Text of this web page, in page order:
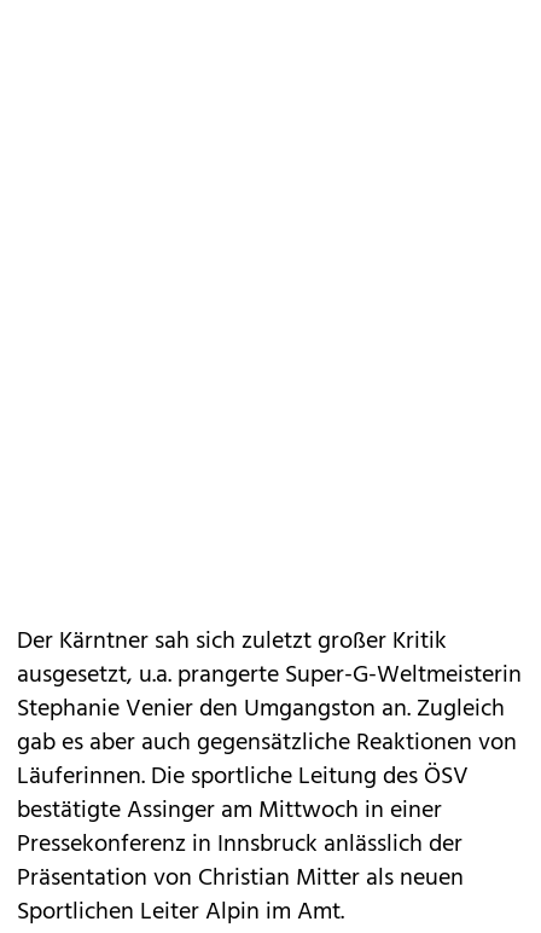
Der Kärntner sah sich zuletzt großer Kritik
ausgesetzt, u.a. prangerte Super-G-Weltmeisterin
Stephanie Venier den Umgangston an. Zugleich
gab es aber auch gegensätzliche Reaktionen von
Läuferinnen. Die sportliche Leitung des ÖSV
bestätigte Assinger am Mittwoch in einer
Pressekonferenz in Innsbruck anlässlich der
Präsentation von Christian Mitter als neuen
Sportlichen Leiter Alpin im Amt.